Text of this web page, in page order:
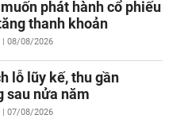
phát hành cổ phiếu
thanh khoản
| 08/08/2026
lỗ lũy kế, thu gần
sau nửa năm
| 07/08/2026